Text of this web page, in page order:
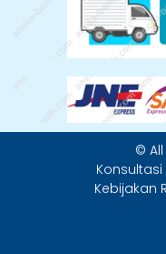
©
Konsultasi
Kebijakan